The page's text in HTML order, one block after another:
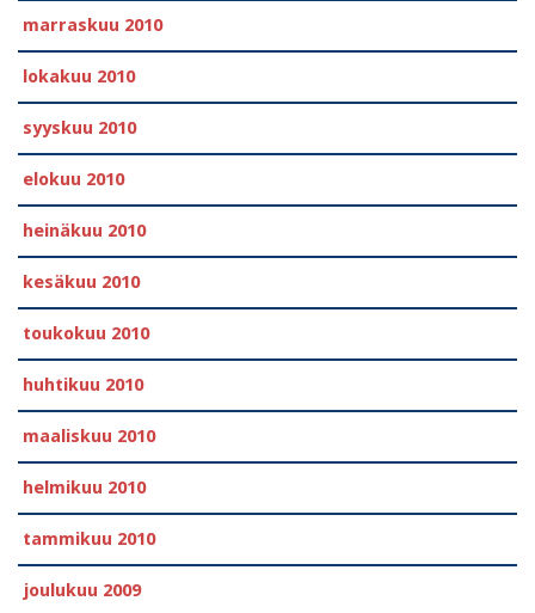
marraskuu 2010
lokakuu 2010
syyskuu 2010
elokuu 2010
heinäkuu 2010
kesäkuu 2010
toukokuu 2010
huhtikuu 2010
maaliskuu 2010
helmikuu 2010
tammikuu 2010
joulukuu 2009